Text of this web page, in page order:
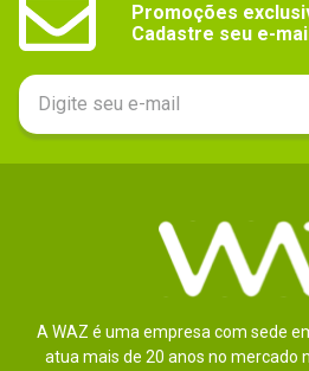
Promoções
Cadastre seu e-
A WAZ é uma empresa com sede
atua mais de 20 anos no mercado